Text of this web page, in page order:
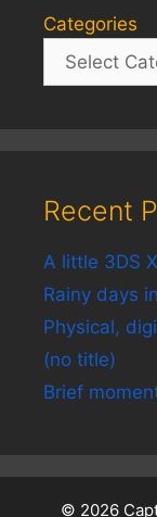
Categories
Recent
A little 3DS
Rainy days
Physical,
(no title)
Brief
© 2026